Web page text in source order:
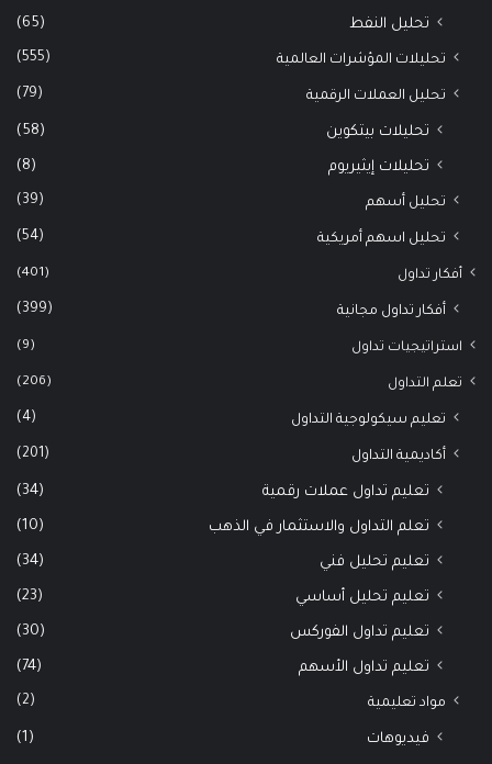
تحليل النفط (65)
تحليلات المؤشرات العالمية (555)
تحليل العملات الرقمية (79)
تحليلات بيتكوين (58)
تحليلات إيثيريوم (8)
تحليل أسهم (39)
تحليل اسهم أمريكية (54)
أفكار تداول (401)
أفكار تداول مجانية (399)
استراتيجيات تداول (9)
تعلم التداول (206)
تعليم سيكولوجية التداول (4)
أكاديمية التداول (201)
تعليم تداول عملات رقمية (34)
تعلم التداول والاستثمار في الذهب (10)
تعليم تحليل فني (34)
تعليم تحليل أساسي (23)
تعليم تداول الفوركس (30)
تعليم تداول الأسهم (74)
مواد تعليمية (2)
فيديوهات (1)